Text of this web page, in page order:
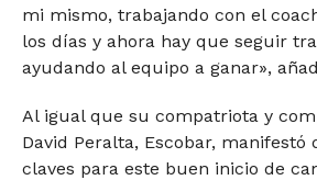
mi mismo, trabajando con el
los días y ahora hay que seguir
ayudando al equipo a ganar»,
Al igual que su compatriota y
David Peralta, Escobar, manifestó
claves para este buen inicio de